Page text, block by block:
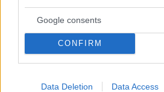
Google consents
CONFIRM
Data Deletion Data Access
«Πόσα θέλεις για το κορίτσι;»:
Κρήτη ζητά... τιμή για να